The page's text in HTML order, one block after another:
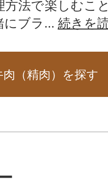
方法で楽しむこ
にブラ... 続きを
肉（精肉）を探す